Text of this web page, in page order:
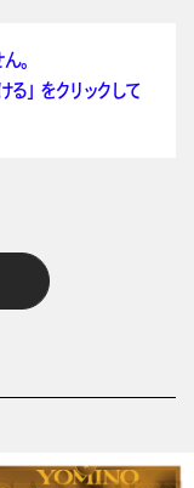
。
」 をクリックして